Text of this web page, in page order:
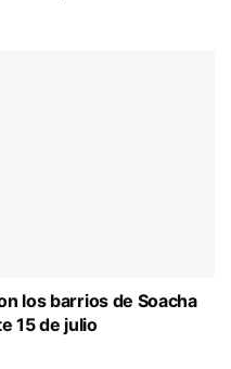
los barrios de Soacha
15 de julio